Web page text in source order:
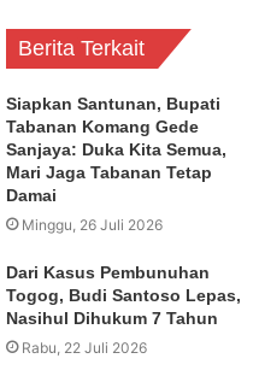
Berita Terkait
Siapkan Santunan, Bupati
Tabanan Komang Gede
Sanjaya: Duka Kita Semua,
Mari Jaga Tabanan Tetap
Damai
Minggu, 26 Juli 2026
Dari Kasus Pembunuhan
Togog, Budi Santoso Lepas,
Nasihul Dihukum 7 Tahun
Rabu, 22 Juli 2026